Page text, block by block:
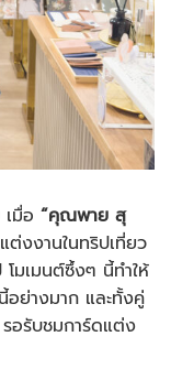
มื่อ “คุณพาย สุ
แต่งงานในทริปเที่ยว
มเมนต์ซึ้งๆ นี้ทำให้
ย่างมาก และทั้งคู่
อรับชมการ์ดแต่ง